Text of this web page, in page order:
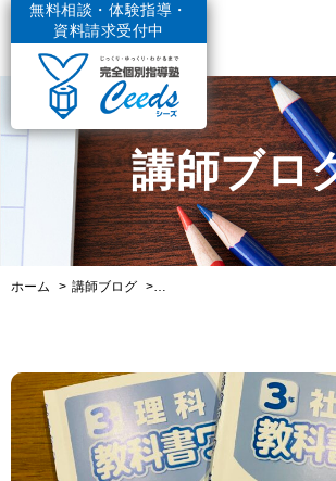
無料相談・体験指導・
資料請求受付中
講師ブロ
ホーム 講師ブログ